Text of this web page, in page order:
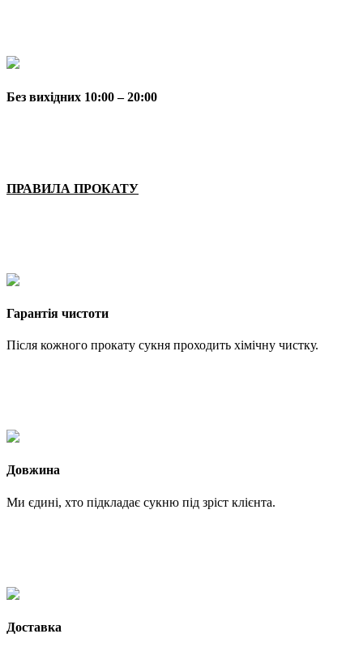
Без вихідних 10:00 – 20:00
ПРАВИЛА ПРОКАТУ
Гарантія чистоти
Після кожного прокату сукня проходить хімічну чистку.
Довжина
Ми єдині, хто підкладає сукню під зріст клієнта.
Доставка